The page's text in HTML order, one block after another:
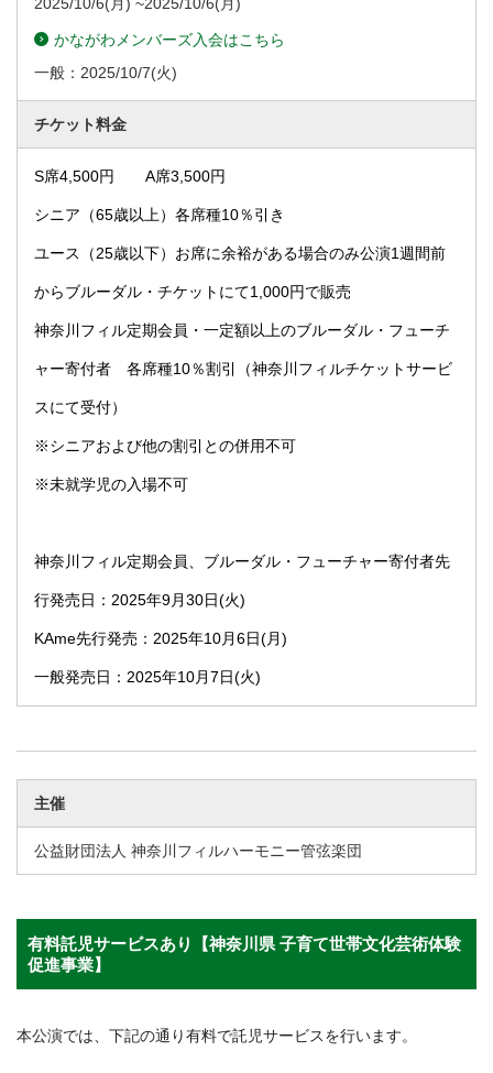
2025/10/6(月) ~2025/10/6(月)
かながわメンバーズ入会はこちら
一般： 2025/10/7(火)
チケット料金
S席4,500円 A席3,500円
シニア（65歳以上）各席種10％引き
ユース（25歳以下）お席に余裕がある場合のみ公演1週間前
からブルーダル・チケットにて1,000円で販売
神奈川フィル定期会員・一定額以上のブルーダル・フューチ
ャー寄付者 各席種10％割引（神奈川フィルチケットサービ
スにて受付）
※シニアおよび他の割引との併用不可
※未就学児の入場不可
神奈川フィル定期会員、ブルーダル・フューチャー寄付者先
行発売日：2025年9月30日(火)
KAme先行発売：2025年10月6日(月)
一般発売日：2025年10月7日(火)
主催
公益財団法人 神奈川フィルハーモニー管弦楽団
有料託児サービスあり【神奈川県 子育て世帯文化芸術体験
促進事業】
本公演では、下記の通り有料で託児サービスを行います。